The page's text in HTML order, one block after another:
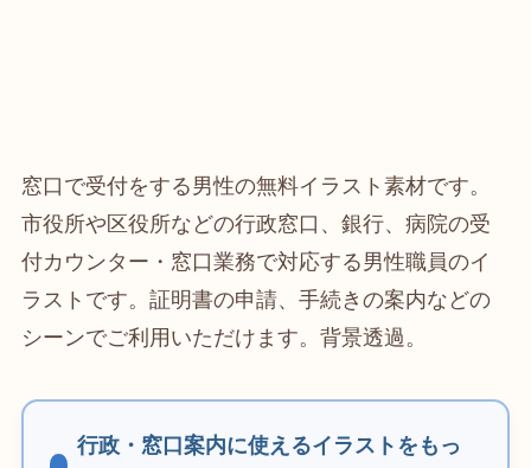
窓口で受付をする男性の無料イラスト素材です。
市役所や区役所などの行政窓口、銀行、病院の受
付カウンター・窓口業務で対応する男性職員のイ
ラストです。証明書の申請、手続きの案内などの
シーンでご利用いただけます。背景透過。
行政・窓口案内に使えるイラストをもっ